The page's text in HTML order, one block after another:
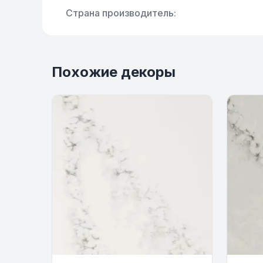
Страна производитель:
Похожие декоры